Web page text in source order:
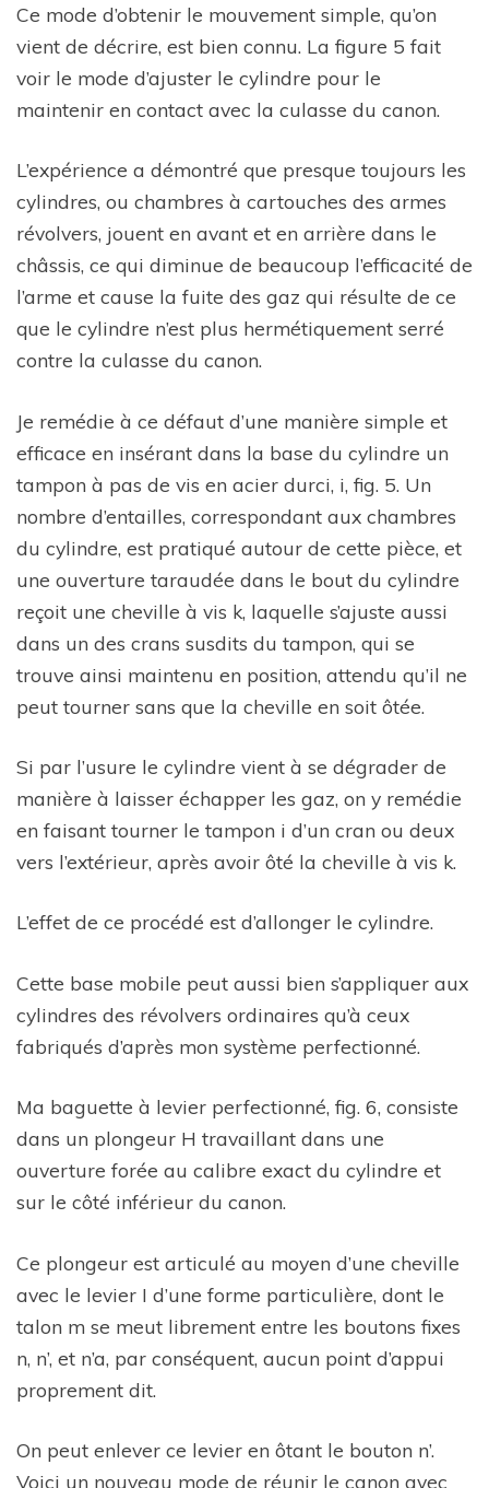
Ce mode d’obtenir le mouvement simple, qu’on
vient de décrire, est bien connu. La figure 5 fait
voir le mode d’ajuster le cylindre pour le
maintenir en contact avec la culasse du canon.
L’expérience a démontré que presque toujours les
cylindres, ou chambres à cartouches des armes
révolvers, jouent en avant et en arrière dans le
châssis, ce qui diminue de beaucoup l’efficacité de
l’arme et cause la fuite des gaz qui résulte de ce
que le cylindre n’est plus hermétiquement serré
contre la culasse du canon.
Je remédie à ce défaut d’une manière simple et
efficace en insérant dans la base du cylindre un
tampon à pas de vis en acier durci, i, fig. 5. Un
nombre d’entailles, correspondant aux chambres
du cylindre, est pratiqué autour de cette pièce, et
une ouverture taraudée dans le bout du cylindre
reçoit une cheville à vis k, laquelle s’ajuste aussi
dans un des crans susdits du tampon, qui se
trouve ainsi maintenu en position, attendu qu’il ne
peut tourner sans que la cheville en soit ôtée.
Si par l’usure le cylindre vient à se dégrader de
manière à laisser échapper les gaz, on y remédie
en faisant tourner le tampon i d’un cran ou deux
vers l’extérieur, après avoir ôté la cheville à vis k.
L’effet de ce procédé est d’allonger le cylindre.
Cette base mobile peut aussi bien s’appliquer aux
cylindres des révolvers ordinaires qu’à ceux
fabriqués d’après mon système perfectionné.
Ma baguette à levier perfectionné, fig. 6, consiste
dans un plongeur H travaillant dans une
ouverture forée au calibre exact du cylindre et
sur le côté inférieur du canon.
Ce plongeur est articulé au moyen d’une cheville
avec le levier I d’une forme particulière, dont le
talon m se meut librement entre les boutons fixes
n, n’, et n’a, par conséquent, aucun point d’appui
proprement dit.
On peut enlever ce levier en ôtant le bouton n’.
Voici un nouveau mode de réunir le canon avec